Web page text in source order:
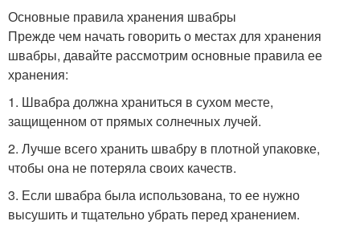
Основные правила хранения швабры
Прежде чем начать говорить о местах для хранения
швабры, давайте рассмотрим основные правила ее
хранения:
1. Швабра должна храниться в сухом месте,
защищенном от прямых солнечных лучей.
2. Лучше всего хранить швабру в плотной упаковке,
чтобы она не потеряла своих качеств.
3. Если швабра была использована, то ее нужно
высушить и тщательно убрать перед хранением.